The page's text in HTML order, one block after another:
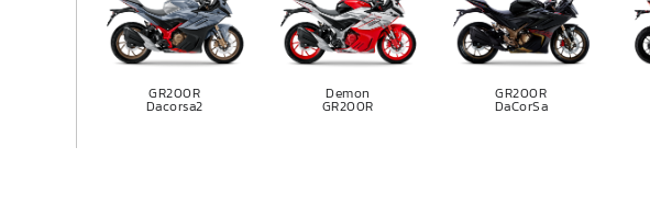
GR200R
Dacorsa2
Demon
GR200R
GR200R
DaCorSa